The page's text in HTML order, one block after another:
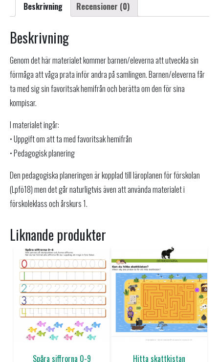
Beskrivning Recensioner (0)
Beskrivning
Genom det här materialet kommer barnen/eleverna att utveckla sin
förmåga att våga prata inför andra på samlingen. Barnen/eleverna får
ta med sig sin favoritsak hemifrån och berätta om den för sina
kompisar.
I materialet ingår:
• Uppgift om att ta med favoritsak hemifrån
• Pedagogisk planering
Den pedagogiska planeringen är kopplad till läroplanen för förskolan
(Lpfö18) men det går naturligtvis även att använda materialet i
förskoleklass och årskurs 1.
Liknande produkter
Spåra siffrorna 0-9 Hitta skattkistan